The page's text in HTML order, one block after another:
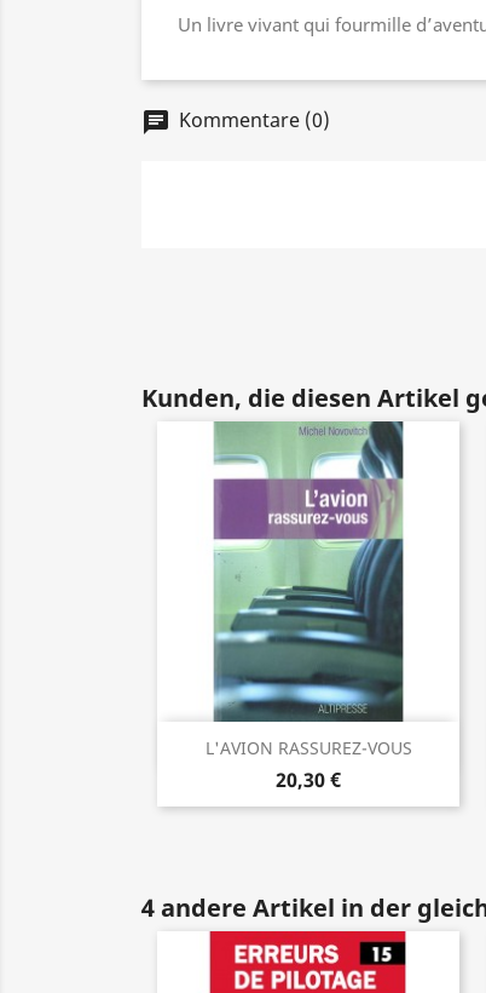
Un livre vivant qui fourmille
chat Kommentare (0)
Kunden, die diesen Artikel
L'AVION RASSUREZ-VOUS
20,30 €
 Vorschau
4 andere Artikel in der